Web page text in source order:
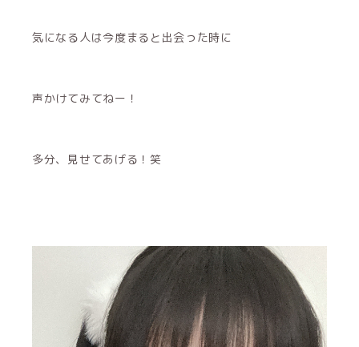
気になる人は今度まると出会った時に
声かけてみてねー！
多分、見せてあげる！笑